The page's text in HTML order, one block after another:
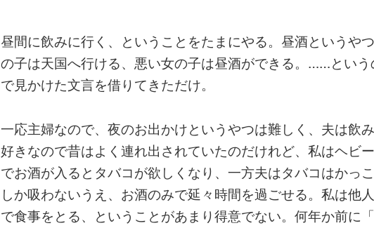
昼間に飲みに行く、ということをたまにやる。昼酒というや
の子は天国へ行ける、悪い女の子は昼酒ができる。……という
で見かけた文言を借りてきただけ。
一応主婦なので、夜のお出かけというやつは難しく、夫は飲
好きなので昔はよく連れ出されていたのだけれど、私はヘビ
でお酒が入るとタバコが欲しくなり、一方夫はタバコはかっ
しか吸わないうえ、お酒のみで延々時間を過ごせる。私は他
で食事をとる、ということがあまり得意でない。何年か前に